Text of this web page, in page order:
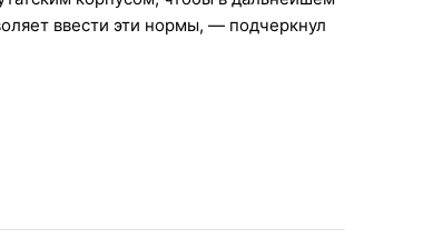
ввести эти нормы, — подчеркнул